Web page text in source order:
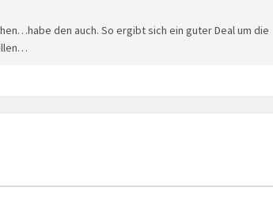
den auch. So ergibt sich ein guter Deal um die